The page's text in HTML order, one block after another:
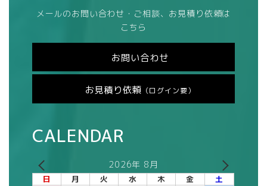
メールのお問い合わせ・ご相談、お見積り依頼は
こちら
お問い合わせ
お見積り依頼 （ログイン要）
CALENDAR
2026年 8月
日 月 火 水 木 金 土